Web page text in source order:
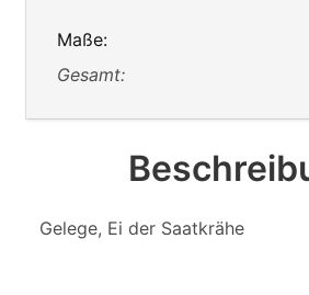
Maße:
Gesamt:
Gelege, Ei der Saatkrähe